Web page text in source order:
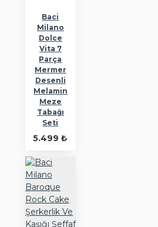
Baci
Milano
Dolce
Vita 7
Parça
Mermer
Desenli
Melamin
Meze
Tabağı
Seti
5.499 ₺